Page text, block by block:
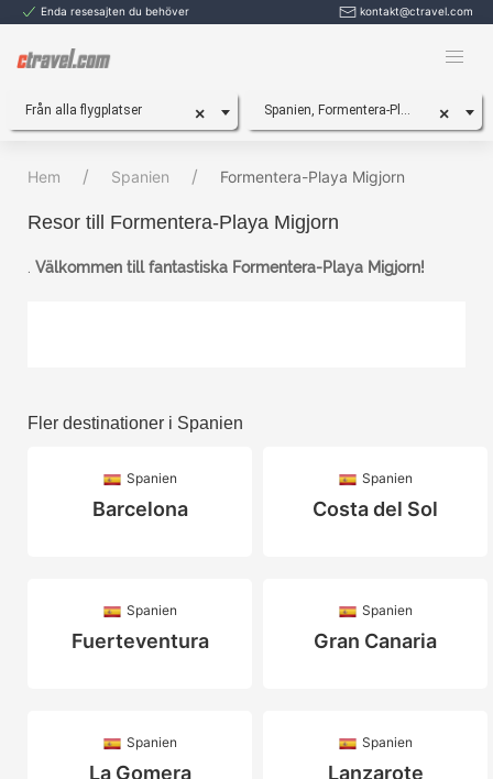
Enda resesajten du behöver kontakt@ctravel.com
×
Från alla flygplatser ×
Spanien, Formentera-Playa Migjorn
Hem Spanien Formentera-Playa Migjorn
Resor till Formentera-Playa Migjorn
. Välkommen till fantastiska Formentera-Playa Migjorn!
Fler destinationer i Spanien
Spanien
Barcelona
Spanien
Costa del Sol
Spanien
Fuerteventura
Spanien
Gran Canaria
Spanien
La Gomera
Spanien
Lanzarote